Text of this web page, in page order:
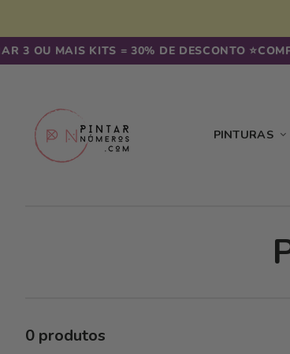
3 OU MAIS KITS = 30% DE DESCONTO ⭐️
PINTURAS
0 produtos